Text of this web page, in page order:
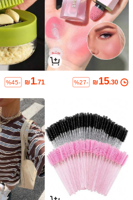
₪15.30
%27-
₪1.71
%45-